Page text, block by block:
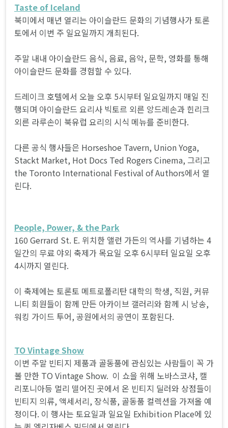
Taste of Iceland
북미에서 매년 열리는 아이슬란드 문화의 기념행사가 토론
토에서 이번 주 일요일까지 개최된다.
주말 내내 아이슬란드 음식, 음료, 음악, 문학, 영화를 통해
아이슬란드 문화를 경험할 수 있다.
드레이크 호텔에서 오늘 오후 5시부터 일요일까지 매일 진
행되며 아이슬란드 요리사 빅토르 외른 앙드레손과 힌리크
외른 라루손이 북유럽 요리의 시식 메뉴를 준비한다.
다른 공식 행사들은 Horseshoe Tavern, Union Yoga,
Stackt Market, Hot Docs Ted Rogers Cinema, 그리고
the Toronto International Festival of Authors에서 열
린다.
People, Power, & the Park
160 Gerrard St. E. 위치한 앨런 가든의 역사를 기념하는 4
일간의 무료 야외 축제가 목요일 오후 6시부터 일요일 오후
4시까지 열린다.
이 축제에는 토론토 메트로폴리탄 대학의 학생, 직원, 커뮤
니티 회원들이 함께 만든 아카이브 갤러리와 함께 시 낭송,
워킹 가이드 투어, 공원에서의 공연이 포함된다.
TO Vintage Show
이번 주말 빈티지 제품과 골동품에 관심있는 사람들이 꼭 가
볼 만한 TO Vintage Show. 이 쇼을 위해 노바스코샤, 캘
리포니아등 멀리 떨어진 곳에서 온 빈티지 딜러와 상점들이
빈티지 의류, 액세서리, 장식품, 골동품 컬렉션을 가져올 예
정이다. 이 행사는 토요일과 일요일 Exhibition Place에 있